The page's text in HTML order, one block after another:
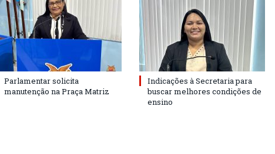
Parlamentar solicita
manutenção na Praça Matriz
Indicações à Secretaria para
buscar melhores condições de
ensino